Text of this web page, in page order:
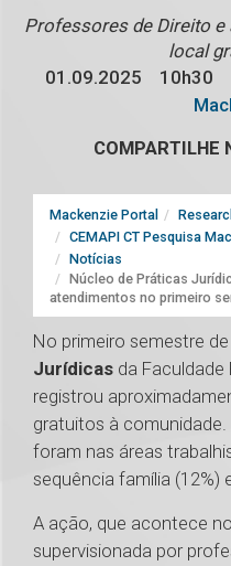
Professores de Direito
local
01.09.2025
10h30
COMPARTILHE
Mackenzie Portal
CEMAPI CT Pesquisa
Notícias
Núcleo de Práticas
atendimentos no primeiro
No primeiro semestre
Jurídicas da Faculdade
registrou
gratuitos à
foram nas áreas
sequência família (12%)
A ação, que acontece
supervisionada por